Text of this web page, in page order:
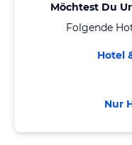
Möchtest Du
Folgende
Hotel
Nur